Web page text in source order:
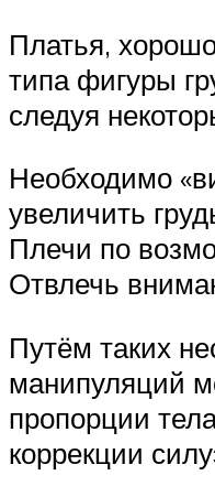
Платья,
типа фигуры
следуя
Необходимо
увеличить
Плечи по
Отвлечь
Путём таких
манипуляций
пропорции
коррекции